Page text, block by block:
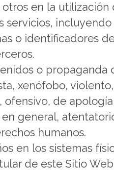
en la utilización
servicios, incluyendo
o identificadores
o propaganda
xenófobo, violento,
ofensivo, de
general,
humanos.
en los sistemas
de este Sitio